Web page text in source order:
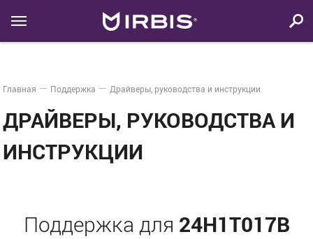
Главная Поддержка Драйверы, руководства и инструкции
ДРАЙВЕРЫ, РУКОВОДСТВА И
ИНСТРУКЦИИ
Поддержка для 24H1T017B